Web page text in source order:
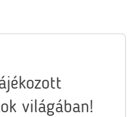
világában!